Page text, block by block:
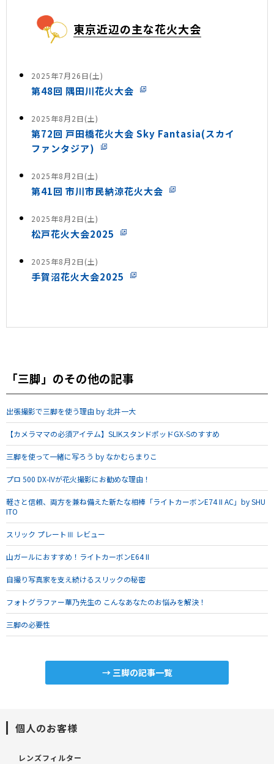
東京近辺の主な花火大会
2025年7月26日(土)
第48回 隅田川花火大会
2025年8月2日(土)
第72回 戸田橋花火大会 Sky Fantasia(スカイ
ファンタジア)
2025年8月2日(土)
第41回 市川市民納涼花火大会
2025年8月2日(土)
松戸花火大会2025
2025年8月2日(土)
手賀沼花火大会2025
「三脚」のその他の記事
出張撮影で三脚を使う理由 by 北井一大
【カメラママの必須アイテム】SLIKスタンドポッドGX-Sのすすめ
三脚を使って一緒に写ろう by なかむらまりこ
プロ 500 DX-IVが花火撮影にお勧めな理由！
軽さと信頼、両方を兼ね備えた新たな相棒「ライトカーボンE74 II AC」by SHU
ITO
スリック プレートⅢ レビュー
山ガールにおすすめ！ライトカーボンE64 II
自撮り写真家を支え続けるスリックの秘密
フォトグラファー華乃先生の こんなあなたのお悩みを解決！
三脚の必要性
→ 三脚の記事一覧
個人のお客様
レンズフィルター